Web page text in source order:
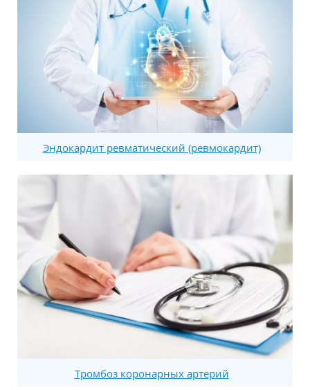
Эндокардит ревматический (ревмокардит)
Тромбоз коронарных артерий